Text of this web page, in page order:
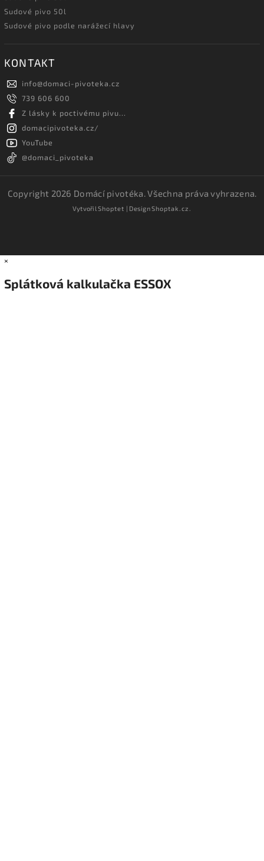
Sudové pivo 50l
Sudové pivo podle narážecí hlavy
KONTAKT
info@domaci-pivoteka.cz
739 606 600
Z lásky k poctivému pivu...
domacipivoteka.cz/
YouTube
@domaci_pivoteka
Copyright 2026 Domácí pivotéka. Všechna práva vyhrazena.
VytvořilShoptet | DesignShoptak.cz.
×
Splátková kalkulačka ESSOX